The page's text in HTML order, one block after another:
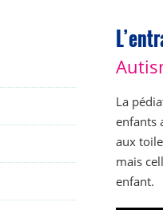
La
enfants
aux
mais
enfant.